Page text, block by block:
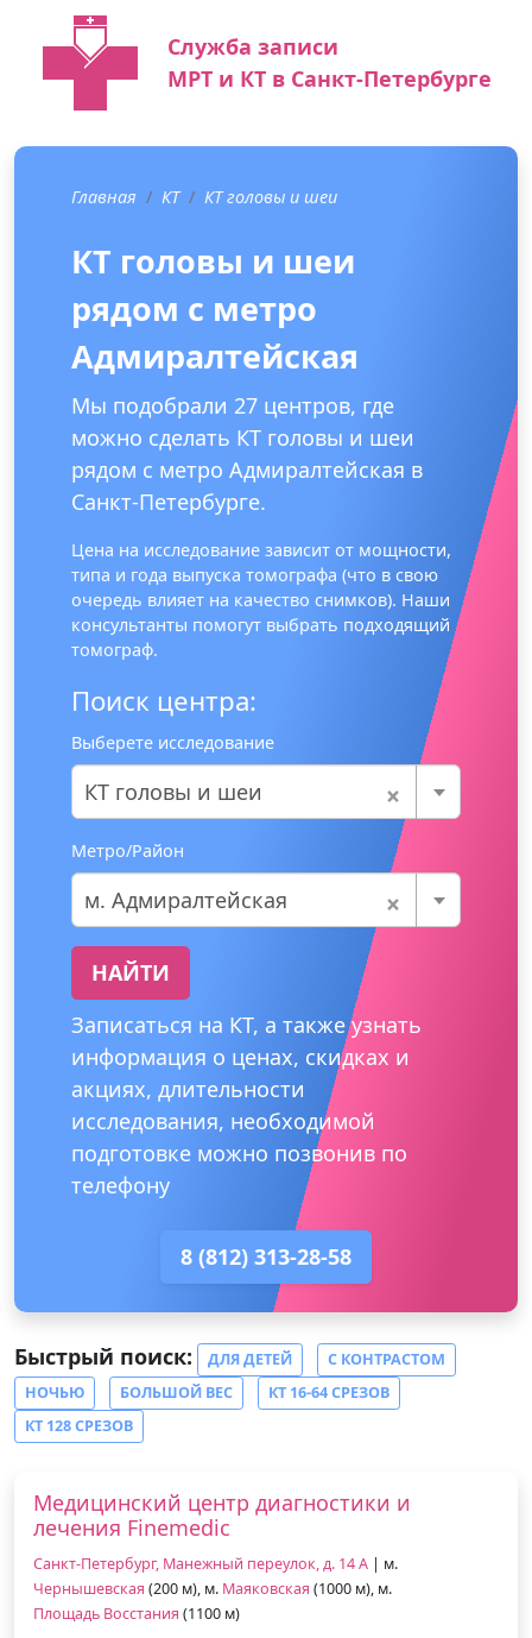
Служба записи
МРТ и КТ в Санкт-Петербурге
Главная КТ КТ головы и шеи
КТ головы и шеи
рядом с метро
Адмиралтейская
Мы подобрали 27 центров, где
можно сделать КТ головы и шеи
рядом с метро Адмиралтейская в
Санкт-Петербурге.
Цена на исследование зависит от мощности,
типа и года выпуска томографа (что в свою
очередь влияет на качество снимков). Наши
консультанты помогут выбрать подходящий
томограф.
Поиск центра:
Выберете исследование
×
КТ головы и шеи
Метро/Район
×
м. Адмиралтейская
НАЙТИ
Записаться на КТ, а также узнать
информация о ценах, скидках и
акциях, длительности
исследования, необходимой
подготовке можно позвонив по
телефону
8 (812) 313-28-58
Быстрый поиск: ДЛЯ ДЕТЕЙ
С КОНТРАСТОМ
НОЧЬЮ
БОЛЬШОЙ ВЕС
КТ 16-64 СРЕЗОВ
КТ 128 СРЕЗОВ
Медицинский центр диагностики и
лечения Finemedic
Санкт-Петербург, Манежный переулок, д. 14 А | м.
Чернышевская (200 м), м. Маяковская (1000 м), м.
Площадь Восстания (1100 м)